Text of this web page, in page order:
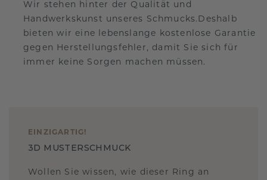
Wir stehen hinter der Qualität und
Handwerkskunst unseres Schmucks.Deshalb
bieten wir eine lebenslange kostenlose Garantie
gegen Herstellungsfehler, damit Sie sich für
immer keine Sorgen machen müssen.
EINZIGARTIG !
3D MUSTERSCHMUCK
Wollen Sie wissen, wie dieser Ring an